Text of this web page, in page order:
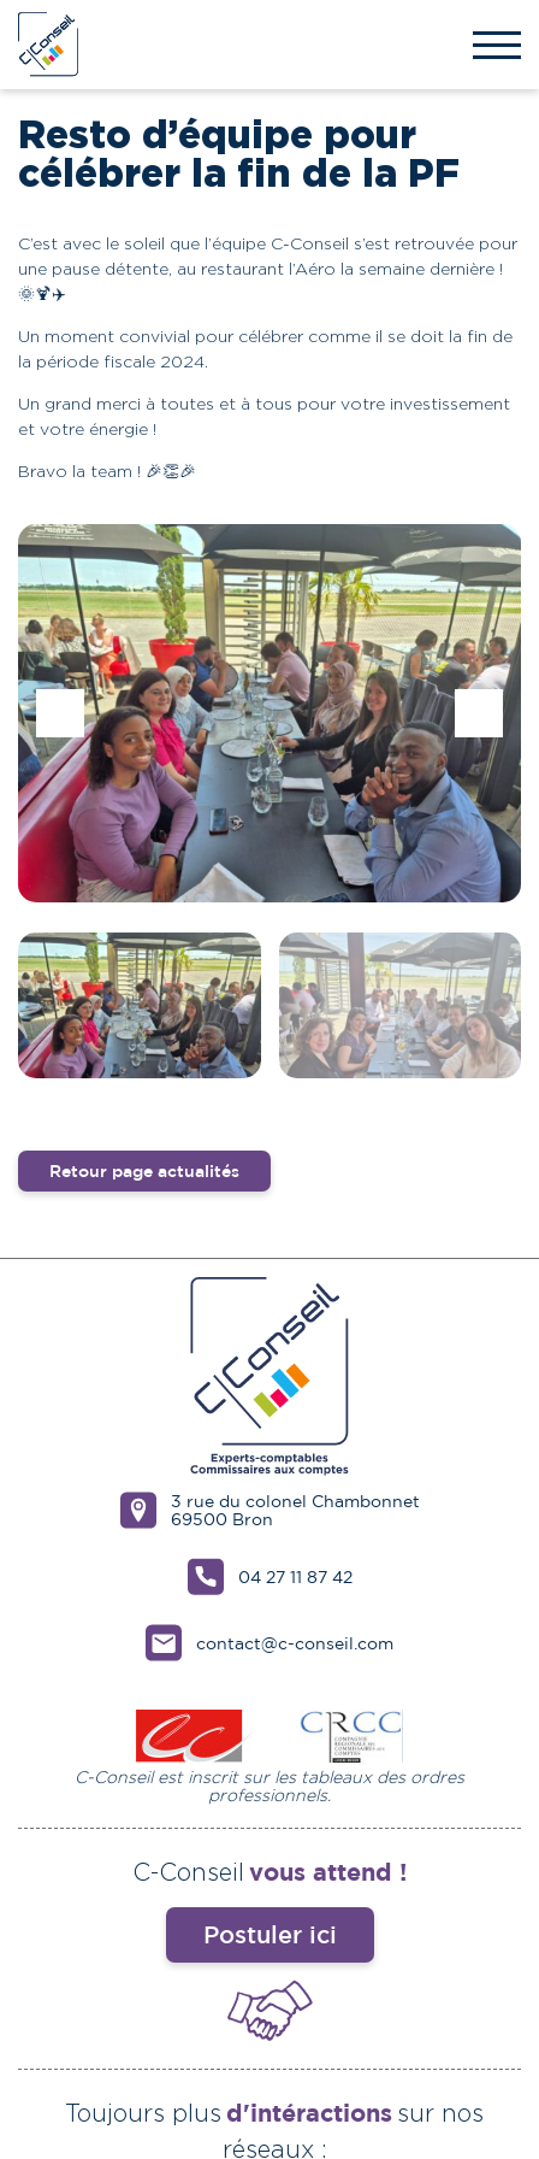
Resto d’équipe pour
célébrer la fin de la PF
C’est avec le soleil que l’équipe C-Conseil s’est retrouvée pour
une pause détente, au restaurant l’Aéro la semaine dernière !
🌞🍹✈️
Un moment convivial pour célébrer comme il se doit la fin de
la période fiscale 2024.
Un grand merci à toutes et à tous pour votre investissement
et votre énergie !
Bravo la team ! 🎉👏🎉
Retour page actualités
3 rue du colonel Chambonnet
69500 Bron
04 27 11 87 42
contact@c-conseil.com
C-Conseil est inscrit sur les tableaux des ordres
professionnels.
C-Conseil vous attend !
Postuler ici
Toujours plus d'intéractions sur nos
réseaux :